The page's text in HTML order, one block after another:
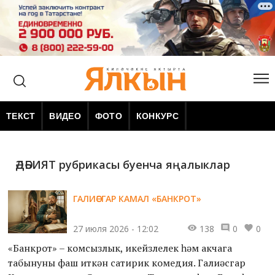
ТЕКСТ ВИДЕО ФОТО КОНКУРС
ӘДӘБИЯТ рубрикасы буенча яңалыклар
ГАЛИӘСГАР КАМАЛ «БАНКРОТ»
27 июля 2026 - 12:02 138 0 0
«Банкрот» – комсызлык, икейөзлелек һәм акчага
табынуны фаш иткән сатирик комедия. Галиәсгар